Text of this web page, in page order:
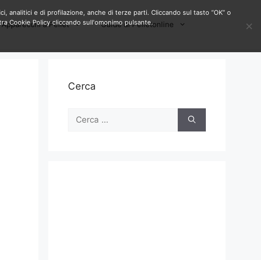
Apparecchi a Pellet Guide di Pelletonline
Cerca
Ricerca
analitici e di profilazione, anche di terze parti. Cliccando sul tasto “OK” o
Cookie Policy cliccando sull'omonimo pulsante.